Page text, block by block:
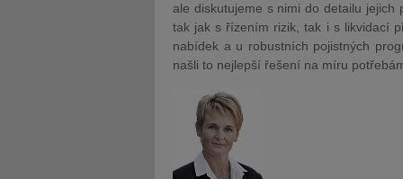
ale diskutujeme s nimi do detailu jejich
tak jak s řízením rizik, tak i s likvidací
nabídek a u robustních pojistných
našli to nejlepší řešení na míru